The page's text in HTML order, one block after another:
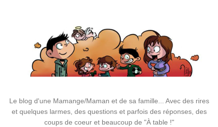
Le blog d'une Mamange/Maman et de sa famille... Avec des rires
et quelques larmes, des questions et parfois des réponses, des
coups de coeur et beaucoup de "À table !"